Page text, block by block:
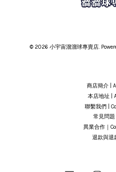
© 2026 小宇宙溜溜球專賣店.
商店簡介 |
本店地址 |
聯繫我們 |
常見問題
異業合作｜
退款與退